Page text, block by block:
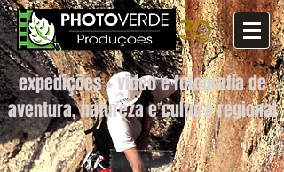
expedições + vídeo e fotografia de
aventura, natureza e cultura regional